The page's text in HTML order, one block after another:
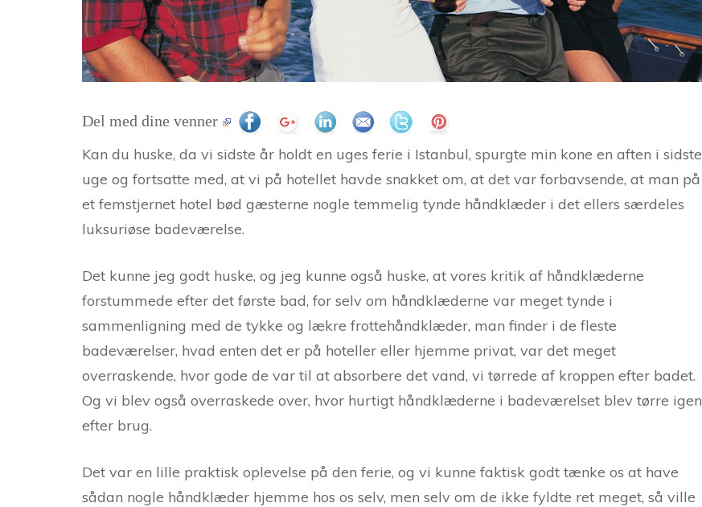
Del med dine venner
Kan du huske, da vi sidste år holdt en uges ferie i Istanbul, spurgte min kone en aften i sidste
uge og fortsatte med, at vi på hotellet havde snakket om, at det var forbavsende, at man på
et femstjernet hotel bød gæsterne nogle temmelig tynde håndklæder i det ellers særdeles
luksuriøse badeværelse.
Det kunne jeg godt huske, og jeg kunne også huske, at vores kritik af håndklæderne
forstummede efter det første bad, for selv om håndklæderne var meget tynde i
sammenligning med de tykke og lækre frottehåndklæder, man finder i de fleste
badeværelser, hvad enten det er på hoteller eller hjemme privat, var det meget
overraskende, hvor gode de var til at absorbere det vand, vi tørrede af kroppen efter badet.
Og vi blev også overraskede over, hvor hurtigt håndklæderne i badeværelset blev tørre igen
efter brug.
Det var en lille praktisk oplevelse på den ferie, og vi kunne faktisk godt tænke os at have
sådan nogle håndklæder hjemme hos os selv, men selv om de ikke fyldte ret meget, så ville